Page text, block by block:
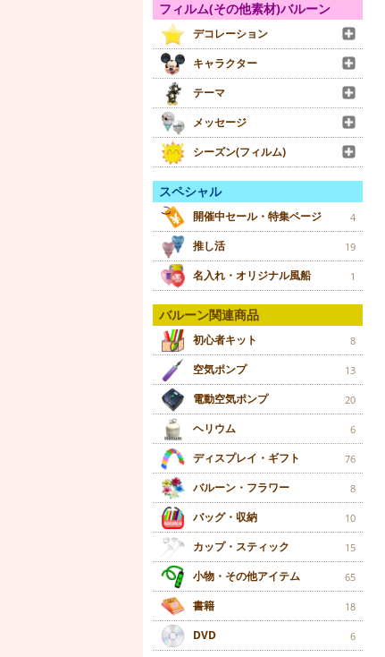
フィルム(その他素材)バルーン
デコレーション
キャラクター
テーマ
メッセージ
シーズン(フィルム)
スペシャル
開催中セール・特集ページ 4
推し活 19
名入れ・オリジナル風船 1
バルーン関連商品
初心者キット 8
空気ポンプ 13
電動空気ポンプ 20
ヘリウム 6
ディスプレイ・ギフト 76
バルーン・フラワー 8
バッグ・収納 10
カップ・スティック 15
小物・その他アイテム 65
書籍 18
DVD 6